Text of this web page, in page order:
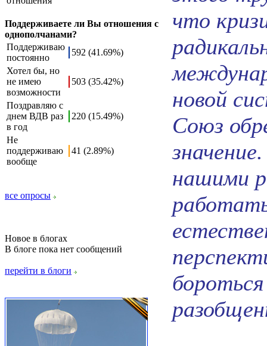
Поддерживаете ли Вы отношения с
однополчанами?
Поддерживаю
постоянно
592 (41.69%)
Хотел бы, но
не имею
возможности
503 (35.42%)
Поздравляю с
днем ВДВ раз
в год
220 (15.49%)
Не
поддерживаю
вообще
41 (2.89%)
все опросы
Новое в блогах
В блоге пока нет сообщений
перейти в блоги
что
новой
Союз
нашими